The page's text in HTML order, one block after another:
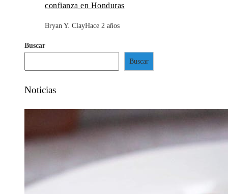
confianza en Honduras
Bryan Y. ClayHace 2 años
Buscar
Buscar
Noticias